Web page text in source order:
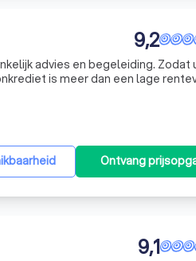
9,2
is meer dan een lage
Ontvang
9,1